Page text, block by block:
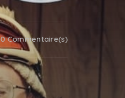
0 Commentaire(s)